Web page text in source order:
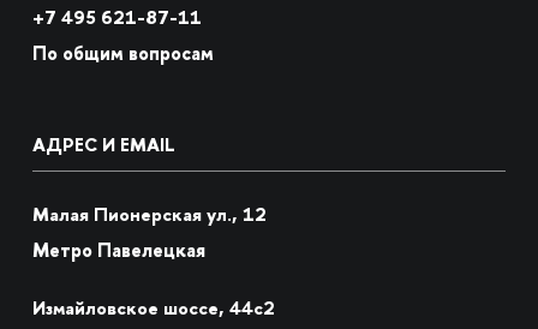
+7 495 621-87-11
По общим вопросам
АДРЕС И EMAIL
Малая Пионерская ул., 12
Метро Павелецкая
Измайловское шоссе, 44с2